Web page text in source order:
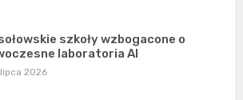
szkoły wzbogacone o
laboratoria AI
2026